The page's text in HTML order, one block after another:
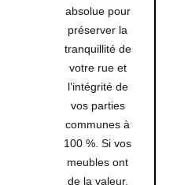
absolue pour
préserver la
tranquillité de
votre rue et
l’intégrité de
vos parties
communes à
100 %. Si vos
meubles ont
de la valeur,